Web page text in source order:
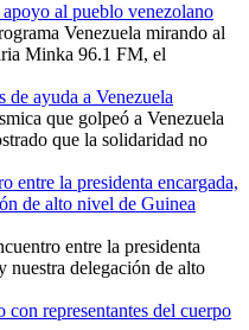
al pueblo venezolano
Venezuela mirando al
Minka 96.1 FM, el
de ayuda a Venezuela
que golpeó a Venezuela
que la solidaridad no
entre la presidenta encargada,
de alto nivel de Guinea
entre la presidenta
nuestra delegación de alto
representantes del cuerpo